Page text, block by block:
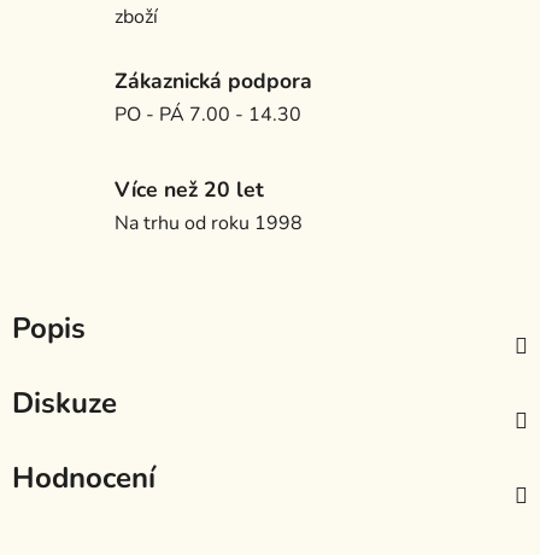
zboží
Zákaznická podpora
PO - PÁ 7.00 - 14.30
Více než 20 let
Na trhu od roku 1998
Popis
Diskuze
Hodnocení